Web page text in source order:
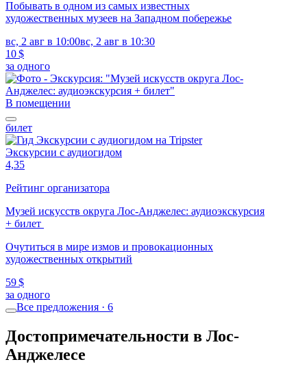
Побывать в одном из самых известных
художественных музеев на Западном побережье
вс, 2 авг в 10:00вс, 2 авг в 10:30
10 $
за одного
В помещении
билет
Экскурсии с аудиогидом
4,35
Рейтинг организатора
Музей искусств округа Лос-Анджелес: аудиоэкскурсия
+ билет
Очутиться в мире измов и провокационных
художественных открытий
59 $
за одного
Все предложения · 6
Достопримечательности в Лос-
Анджелесе